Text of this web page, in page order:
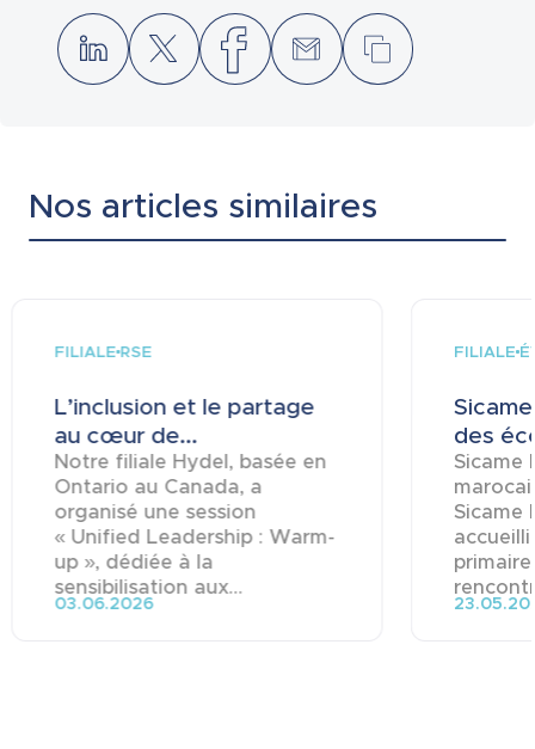
Nos articles similaires
FILIALERSE
L’inclusion et le partage
au cœur de...
Notre filiale Hydel, basée en
Ontario au Canada, a
organisé une session
« Unified Leadership : Warm-
up », dédiée à la
sensibilisation aux...
03.06.2026
FILIALE
des
Sicame
Sicame